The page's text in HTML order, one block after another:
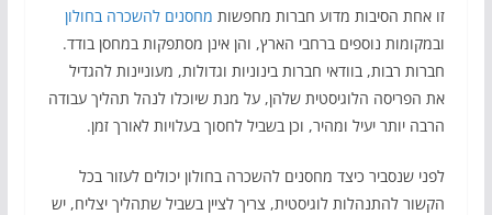
זו אחת הסיבות מדוע חברות מחפשות מחסנים להשכרה בחולון
ובמקומות נוספים ברחבי הארץ, והן אינן מסתפקות במחסן בודד.
חברות רבות, בוודאי חברות בינוניות וגדולות, מעוניינות להגדיל
את הפריסה הלוגיסטית שלהן, על מנת שיוכלו לנהל תהליך עבודה
הרבה יותר יעיל ומהיר, וכן בשביל לחסוך בעלויות לאורך זמן.
לפני שנסביר כיצד מחסנים להשכרה בחולון יכולים לעזור בכל
הקשור להתנהלות לוגיסטית, צריך לציין בשביל שתהליך יצליח, יש